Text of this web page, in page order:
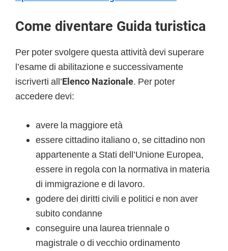
Come diventare Guida turistica
Per poter svolgere questa attività devi superare
l’esame di abilitazione e successivamente
iscriverti all’Elenco Nazionale. Per poter
accedere devi:
avere la maggiore età
essere cittadino italiano o, se cittadino non
appartenente a Stati dell’Unione Europea,
essere in regola con la normativa in materia
di immigrazione e di lavoro.
godere dei diritti civili e politici e non aver
subito condanne
conseguire una laurea triennale o
magistrale o di vecchio ordinamento